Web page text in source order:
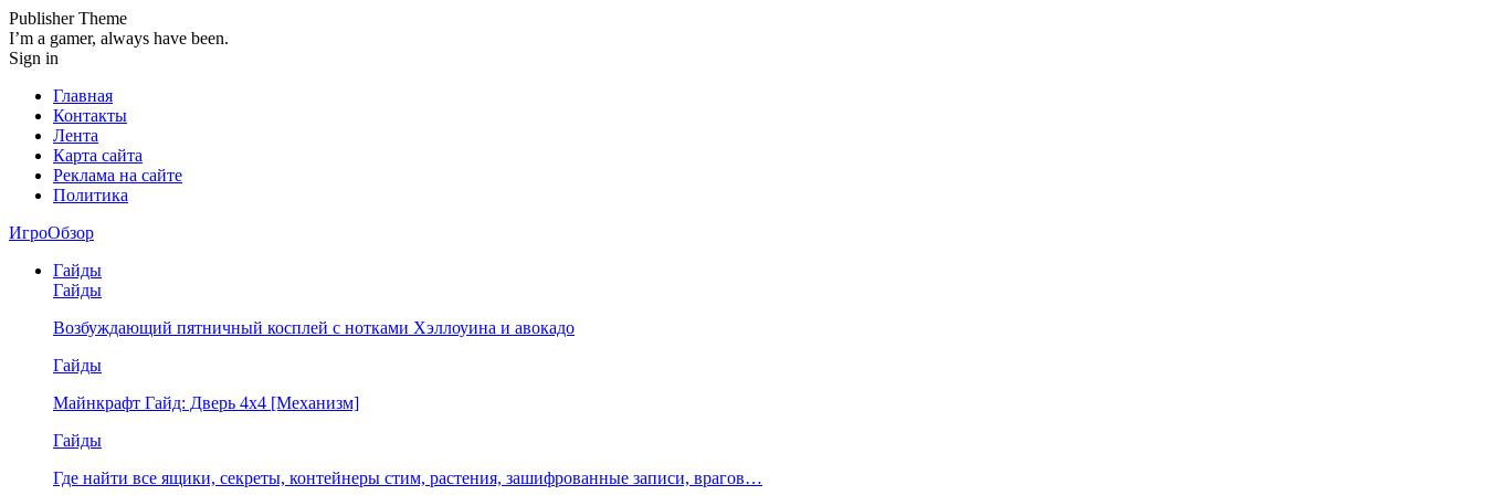
Publisher Theme
I’m a gamer, always have been.
Sign in
Главная
Контакты
Лента
Карта сайта
Реклама на сайте
Политика
ИгроОбзор
Гайды
Гайды
Возбуждающий пятничный косплей с нотками Хэллоуина и авокадо
Гайды
Майнкрафт Гайд: Дверь 4х4 [Механизм]
Гайды
Где найти все ящики, секреты, контейнеры стим, растения, зашифрованные записи, врагов…